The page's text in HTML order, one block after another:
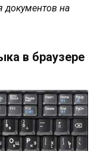
документов на
в браузере